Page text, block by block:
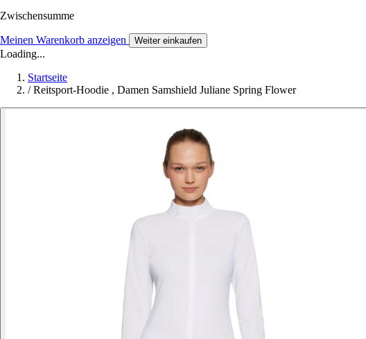
Zwischensumme
Meinen Warenkorb anzeigen Weiter einkaufen
Loading...
Startseite
/ Reitsport-Hoodie , Damen Samshield Juliane Spring Flower